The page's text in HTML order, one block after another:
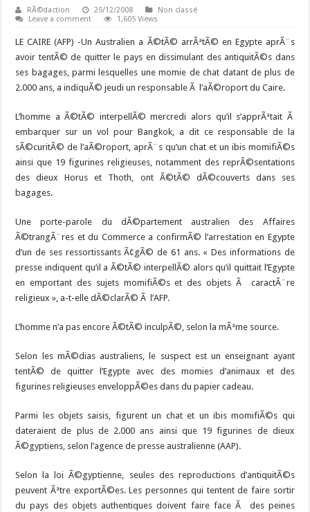
RÃ©daction 25/12/2008
Non classé
Leave a comment
1,605 Views
LE CAIRE (AFP) -Un Australien a Ã©tÃ© arrÃªtÃ© en Egypte aprÃ¨s
avoir tentÃ© de quitter le pays en dissimulant des antiquitÃ©s dans
ses bagages, parmi lesquelles une momie de chat datant de plus de
2.000 ans, a indiquÃ© jeudi un responsable Ã l’aÃ©roport du Caire.
L’homme a Ã©tÃ© interpellÃ© mercredi alors qu’il s’apprÃªtait Ã
embarquer sur un vol pour Bangkok, a dit ce responsable de la
sÃ©curitÃ© de l’aÃ©roport, aprÃ¨s qu’un chat et un ibis momifiÃ©s
ainsi que 19 figurines religieuses, notamment des reprÃ©sentations
des dieux Horus et Thoth, ont Ã©tÃ© dÃ©couverts dans ses
bagages.
Une porte-parole du dÃ©partement australien des Affaires
Ã©trangÃ¨res et du Commerce a confirmÃ© l’arrestation en Egypte
d’un de ses ressortissants Ã¢gÃ© de 61 ans. « Des informations de
presse indiquent qu’il a Ã©tÃ© interpellÃ© alors qu’il quittait l’Egypte
en emportant des sujets momifiÃ©s et des objets Ã caractÃ¨re
religieux », a-t-elle dÃ©clarÃ© Ã l’AFP.
L’homme n’a pas encore Ã©tÃ© inculpÃ©, selon la mÃªme source.
Selon les mÃ©dias australiens, le suspect est un enseignant ayant
tentÃ© de quitter l’Egypte avec des momies d’animaux et des
figurines religieuses enveloppÃ©es dans du papier cadeau.
Parmi les objets saisis, figurent un chat et un ibis momifiÃ©s qui
dateraient de plus de 2.000 ans ainsi que 19 figurines de dieux
Ã©gyptiens, selon l’agence de presse australienne (AAP).
Selon la loi Ã©gyptienne, seules des reproductions d’antiquitÃ©s
peuvent Ãªtre exportÃ©es. Les personnes qui tentent de faire sortir
du pays des objets authentiques doivent faire face Ã des peines